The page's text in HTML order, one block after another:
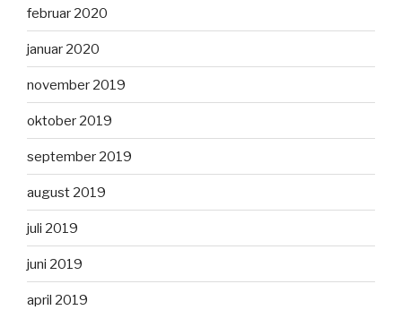
februar 2020
januar 2020
november 2019
oktober 2019
september 2019
august 2019
juli 2019
juni 2019
april 2019